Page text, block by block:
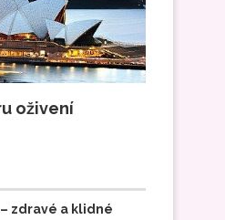
oživení
zdravé a klidné